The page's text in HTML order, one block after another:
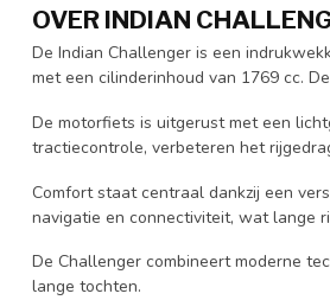
OVER INDIAN
De Indian Challenger is een
met een cilinderinhoud van 1769 cc.
De motorfiets is uitgerust met een
tractiecontrole, verbeteren het
Comfort staat centraal dankzij een
navigatie en connectiviteit, wat lange
De Challenger combineert moderne
lange tochten.